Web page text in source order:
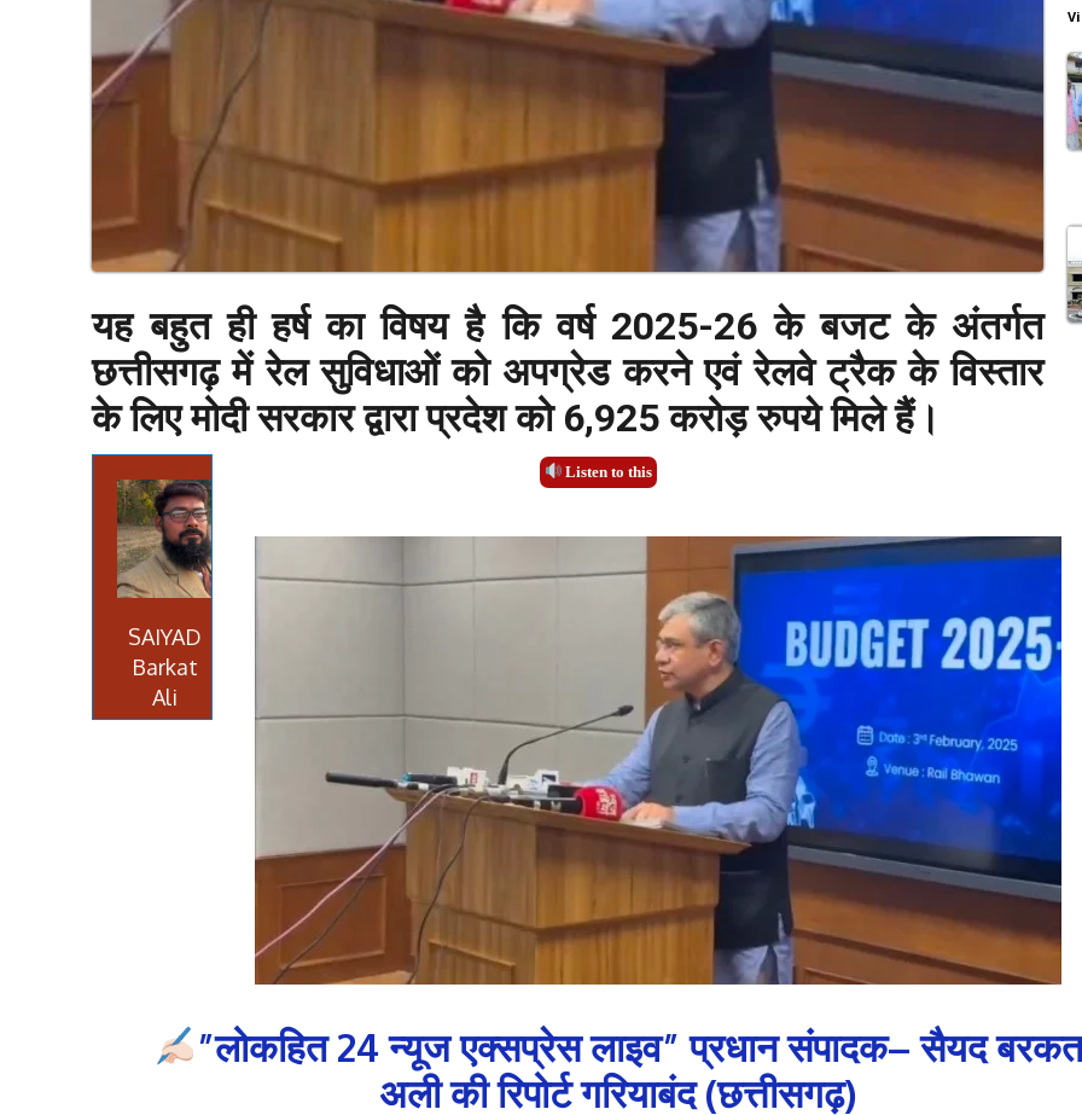
यह बहुत ही हर्ष का विषय है कि वर्ष 2025-26 के बजट के अंतर्गत
छत्तीसगढ़ में रेल सुविधाओं को अपग्रेड करने एवं रेलवे ट्रैक के विस्तार
के लिए मोदी सरकार द्वारा प्रदेश को 6,925 करोड़ रुपये मिले हैं।
Listen to this
SAIYAD
Barkat
Ali
”लोकहित 24 न्यूज एक्सप्रेस लाइव” प्रधान संपादक– सैयद
अली की रिपोर्ट गरियाबंद (छत्तीसगढ़)